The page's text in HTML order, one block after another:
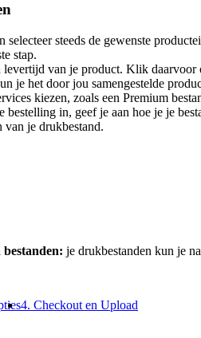
selecteer steeds de gewenste
stap.
levertijd van je product. Klik
je het door jou samengestelde
kiezen, zoals een Premium
bestelling in, geef je aan hoe je je
van je drukbestand.
je drukbestanden kun je
4. Checkout en Upload